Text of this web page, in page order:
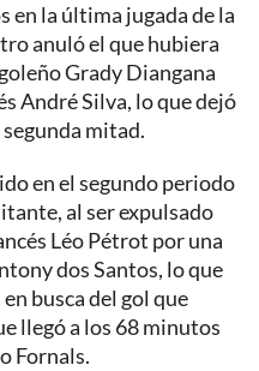
en la última jugada de la
anuló el que hubiera
Grady Diangana
André Silva, lo que dejó
mitad.
en el segundo periodo
al ser expulsado
Léo Pétrot por una
dos Santos, lo que
busca del gol que
llegó a los 68 minutos
Fornals.